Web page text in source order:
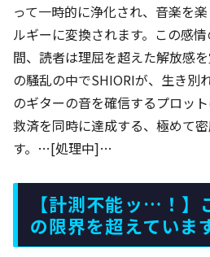
って一時的に浄化され、音楽を
ルギーに変換されます。この感
間、読者は理屈を超えた解放感
の騒乱の中でSHIORIが、生き別
のギターの音を確信するプロッ
救済を同時に達成する、極めて
す。…[処理中]…
【計測不能ッ…！】
の限界を超えていま